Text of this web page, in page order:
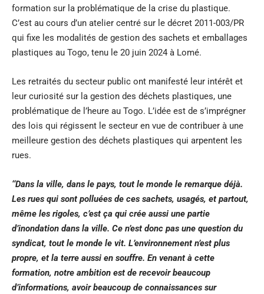
formation sur la problématique de la crise du plastique.
C’est au cours d’un atelier centré sur le décret 2011-003/PR
qui fixe les modalités de gestion des sachets et emballages
plastiques au Togo, tenu le 20 juin 2024 à Lomé.
Les retraités du secteur public ont manifesté leur intérêt et
leur curiosité sur la gestion des déchets plastiques, une
problématique de l’heure au Togo. L’idée est de s’imprégner
des lois qui régissent le secteur en vue de contribuer à une
meilleure gestion des déchets plastiques qui arpentent les
rues.
‘‘Dans la ville, dans le pays, tout le monde le remarque déjà.
Les rues qui sont polluées de ces sachets, usagés, et partout,
même les rigoles, c’est ça qui crée aussi une partie
d’inondation dans la ville. Ce n’est donc pas une question du
syndicat, tout le monde le vit. L’environnement n’est plus
propre, et la terre aussi en souffre. En venant à cette
formation, notre ambition est de recevoir beaucoup
d’informations, avoir beaucoup de connaissances sur